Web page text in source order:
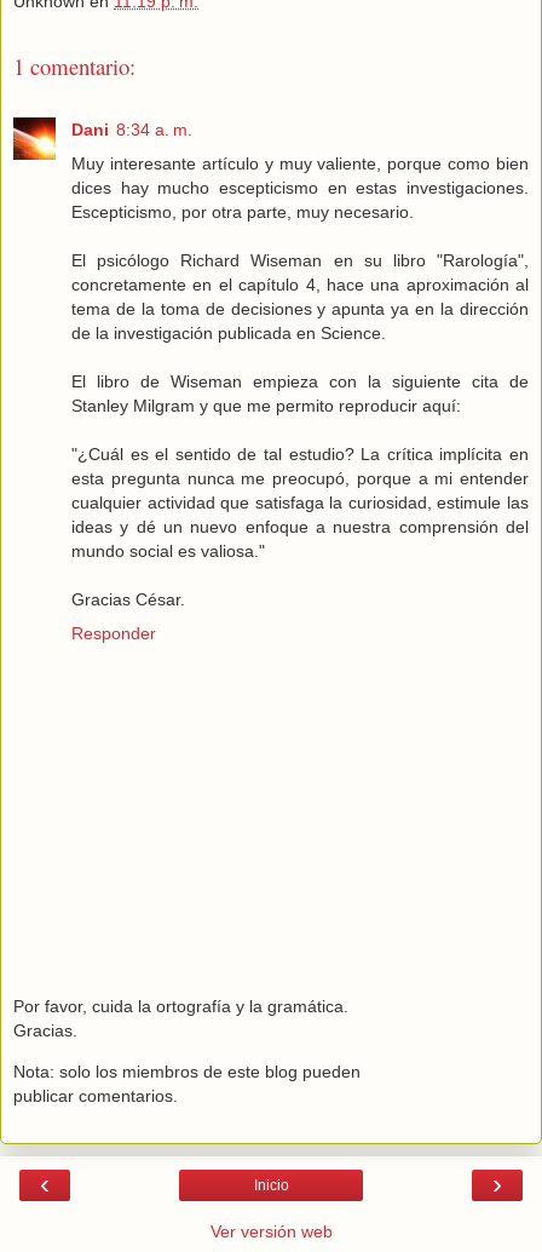
1 comentario:
Dani 8:34 a. m.
Muy interesante artículo y muy valiente, porque como bien
dices hay mucho escepticismo en estas investigaciones.
Escepticismo, por otra parte, muy necesario.
El psicólogo Richard Wiseman en su libro "Rarología",
concretamente en el capítulo 4, hace una aproximación al
tema de la toma de decisiones y apunta ya en la dirección
de la investigación publicada en Science.
El libro de Wiseman empieza con la siguiente cita de
Stanley Milgram y que me permito reproducir aquí:
"¿Cuál es el sentido de tal estudio? La crítica implícita en
esta pregunta nunca me preocupó, porque a mi entender
cualquier actividad que satisfaga la curiosidad, estimule las
ideas y dé un nuevo enfoque a nuestra comprensión del
mundo social es valiosa."
Gracias César.
Responder
Por favor, cuida la ortografía y la gramática.
Gracias.
Nota: solo los miembros de este blog pueden
publicar comentarios.
‹ ›
Inicio
Ver versión web